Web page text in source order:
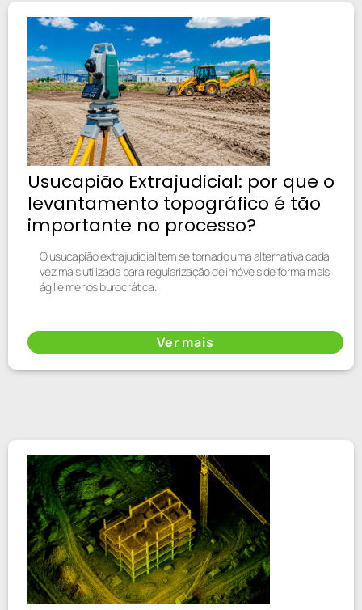
Usucapião Extrajudicial: por que o
levantamento topográfico é tão
importante no processo?
O usucapião extrajudicial tem se tornado uma alternativa cada
vez mais utilizada para regularização de imóveis de forma mais
ágil e menos burocrática.
Ver mais